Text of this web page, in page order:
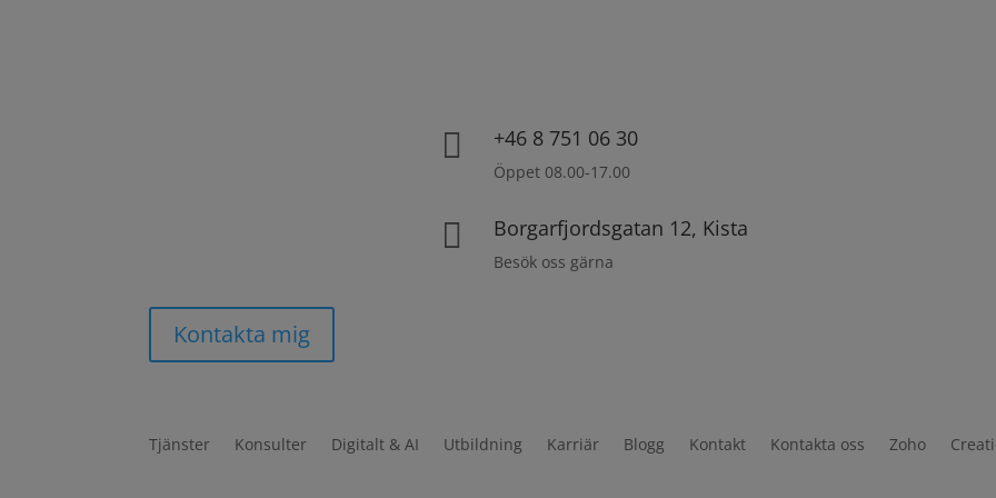
 +46 8 751 06 30
Öppet 08.00-17.00
 Borgarfjordsgatan 12, Kista
Besök oss gärna
Kontakta mig
Tjänster Konsulter Digitalt & AI Utbildning Karriär Blogg Kontakt Kontakta oss Zoho